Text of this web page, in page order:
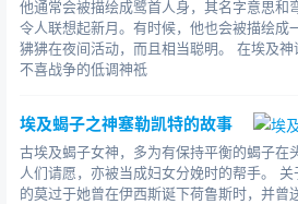
他通常会被描绘成鹭首人身，其名字意思和
令人联想起新月。有时候，他也会被描绘成
狒狒在夜间活动，而且相当聪明。 在埃及神
不喜战争的低调神祗
埃及蝎子之神塞勒凯特的故事
古埃及蝎子女神，多为有保持平衡的蝎子在
人们请愿，亦被当成妇女分娩时的帮手。
的莫过于她曾在伊西斯诞下荷鲁斯时，并曾